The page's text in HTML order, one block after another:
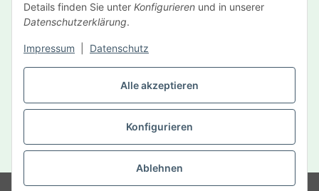
Alle akzeptieren
Konfigurieren
Ablehnen
Details finden Sie unter Konfigurieren und in unserer
Datenschutzerklärung.
Impressum Datenschutz
Hersteller
Vertrag widerrufen
* Alle Preise inkl. gesetzlicher USt., zzgl.Versand